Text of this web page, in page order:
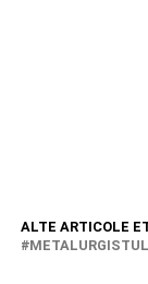
ALTE ARTICOLE